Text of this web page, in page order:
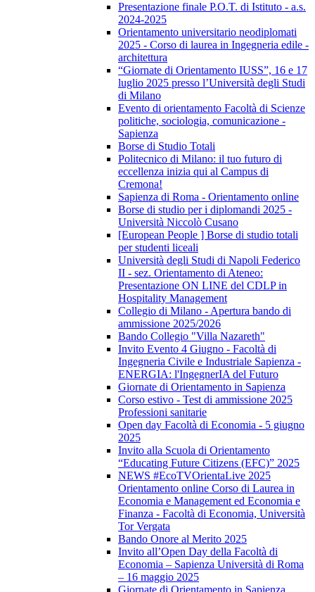
Presentazione finale P.O.T. di Istituto - a.s.
2024-2025
Orientamento universitario neodiplomati
2025 - Corso di laurea in Ingegneria edile -
architettura
“Giornate di Orientamento IUSS”, 16 e 17
luglio 2025 presso l’Università degli Studi
di Milano
Evento di orientamento Facoltà di Scienze
politiche, sociologia, comunicazione -
Sapienza
Borse di Studio Totali
Politecnico di Milano: il tuo futuro di
eccellenza inizia qui al Campus di
Cremona!
Sapienza di Roma - Orientamento online
Borse di studio per i diplomandi 2025 -
Università Niccolò Cusano
[European People ] Borse di studio totali
per studenti liceali
Università degli Studi di Napoli Federico
II - sez. Orientamento di Ateneo:
Presentazione ON LINE del CDLP in
Hospitality Management
Collegio di Milano - Apertura bando di
ammissione 2025/2026
Bando Collegio "Villa Nazareth"
Invito Evento 4 Giugno - Facoltà di
Ingegneria Civile e Industriale Sapienza -
ENERGIA: l'IngegnerIA del Futuro
Giornate di Orientamento in Sapienza
Corso estivo - Test di ammissione 2025
Professioni sanitarie
Open day Facoltà di Economia - 5 giugno
2025
Invito alla Scuola di Orientamento
“Educating Future Citizens (EFC)” 2025
NEWS #EcoTVOrientaLive 2025
Orientamento online Corso di Laurea in
Economia e Management ed Economia e
Finanza - Facoltà di Economia, Università
Tor Vergata
Bando Onore al Merito 2025
Invito all’Open Day della Facoltà di
Economia – Sapienza Università di Roma
– 16 maggio 2025